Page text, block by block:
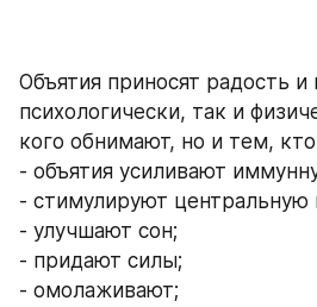
Объятия приносят радость и
психологически, так и
кого обнимают, но и тем,
- объятия усиливают
- стимулируют центральную
- улучшают сон;
- придают силы;
- омолаживают;